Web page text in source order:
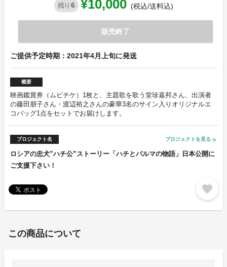
残り 6 ¥10,000 (税込/送料込)
販売終了
ご提供予定時期：2021年4月上旬に発送
概要
映画鑑賞券（ムビチケ）1枚と、主題歌を歌う堂珍嘉邦さん、出演者
の藤田朋子さん・渡辺裕之さんの豪華3名のサイン入りオリジナルエ
コバッグ1点をセットでお届けします。
プロジェクト名 プロジェクトを見る arrow_forward
ロシアの忠犬”ハチ公”ストーリー「ハチとパルマの物語」日本公開に
ご支援下さい！
favorite
この商品について